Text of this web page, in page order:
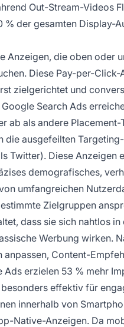
Out-Stream-Videos
der gesamten Display-
Anzeigen, die oben oder
Diese Pay-per-
zielgerichtet und
Search Ads
ab als andere Placement-
die ausgefeilten
Twitter). Diese
demografisches,
umfangreichen
Zielgruppen
dass sie sich nahtlos
Werbung wirken.
Content-
erzielen 53 % mehr
effektiv für
innerhalb von
Native-Anzeigen. Da